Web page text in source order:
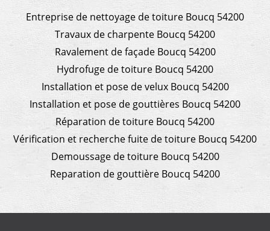
Entreprise de nettoyage de toiture Boucq 54200
Travaux de charpente Boucq 54200
Ravalement de façade Boucq 54200
Hydrofuge de toiture Boucq 54200
Installation et pose de velux Boucq 54200
Installation et pose de gouttières Boucq 54200
Réparation de toiture Boucq 54200
Vérification et recherche fuite de toiture Boucq 54200
Demoussage de toiture Boucq 54200
Reparation de gouttière Boucq 54200